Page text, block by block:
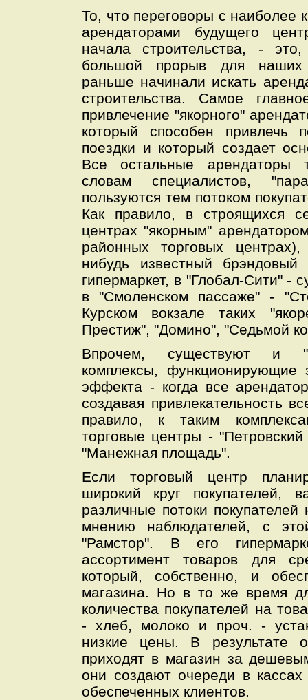
То, что переговоры с наиболее
арендаторами будущего
начала строительства, -
большой прорыв для
раньше начинали искать
строительства. Самое
привлечение "якорного"
который способен привлечь
поездки и который создает
Все остальные арендаторы
словам специалистов,
пользуются тем потоком
Как правило, в строящихся
центрах "якорным"
районных торговых
нибудь известный
гипермаркет, в "Глобал-Сити" -
в "Смоленском пассаже" -
Курском вокзале таких
Престиж", "Домино", "Седьмой
Впрочем, существуют и
комплексы, функционирующие
эффекта - когда все
создавая привлекательность
правило, к таким
торговые центры -
"Манежная площадь".
Если торговый центр
широкий круг покупателей,
различные потоки
мнению наблюдателей, с
"Рамстор". В его
ассортимент товаров для
который, собственно, и
магазина. Но в то же время
количества покупателей на
- хлеб, молоко и проч. -
низкие цены. В результате
приходят в магазин за
они создают очереди в
обеспеченных клиентов.